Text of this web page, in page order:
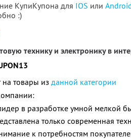
КупиКупона для IOS или
:)
технику и электронику в
на товары из данной категории
в разработке умной мелкой
только современная
к потребностям